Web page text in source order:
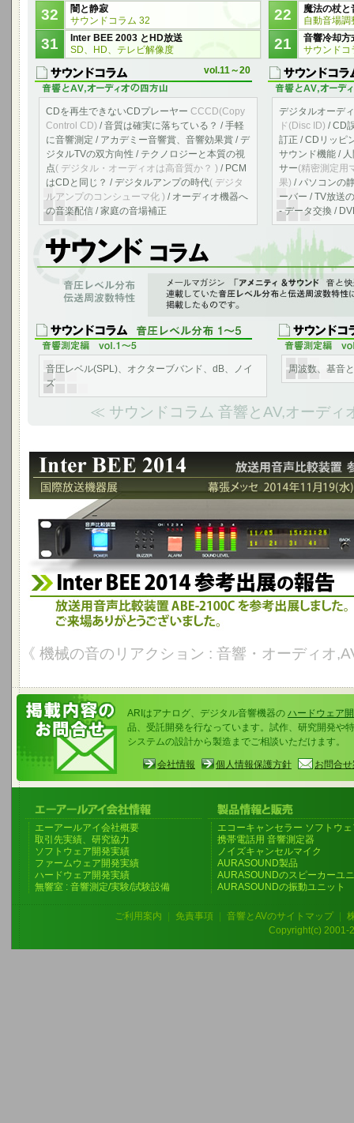
32
闇と静寂
サウンドコラム 32
31
Inter BEE 2003 とHD放送
SD、HD、テレビ解像度
22
魔法の杖と
自動音場調
21
音響冷却方
サウンドコ
vol.11～20
CDを再生できないCDプレーヤー CCCD(Copy
Control CD) / 音質は確実に落ちている？ / 手軽
に音響測定 / アカデミー音響賞、音響効果賞 / デ
ジタルTVの双方向性 / テクノロジーと本質の視
点( デジタル・オーディオは高音質か？ ) / PCM
はCDと同じ？ / デジタルアンプの時代( デジタ
ルアンプのコンシューマ化 ) / オーディオ機器へ
の音楽配信 / 家庭の音場補正
デジタルオーデ
ド(Disc ID) / CD
訂正 / CDリッピ
サウンド機能 /
サー(精密測定用
果) / パソコンの
ーバー / TV放送
- データ交換 /
音響測定、音圧レベル分布、伝送周波数特性
「アメニティ＆サウンド 音と快適の空間へ」のvol.1～10に連載していた
連したコラムをサウンド コラムのページに編集して掲載しました。
音圧レベル(SPL)、オクターブバンド、dB、ノイ
ズ
周波数、基音
≪ サウンドコラム 音響とAV,オーディ
Inter BEE 2014 参考出品の報告 - 幕張メッセ 2014年11月
放送用音声比較装置 ABE-2100Cを国際放送機器展に参考出展しました。
《 機械の音のリアクション : 音響・オーディオ
ARIはアナログ、デジタル音響機器の ハードウェア
品、受託開発を行なっています。試作、研究開発や
システムの設計から製造までご相談いただけます。
会社情報 個人情報保護方針 お問合
エーアールアイ会社概要
取引先実績、研究協力
ソフトウェア開発実績
ファームウェア開発実績
ハードウェア開発実績
無響室 : 音響測定/実験/試験設備
エコーキャンセラー ソフトウ
携帯電話用 音響測定器
ノイズキャンセルマイク
AURASOUND製品
AURASOUNDのスピーカーユ
AURASOUNDの振動ユニット
ご利用案内 免責事項 音響とAVのサイトマップ
Copyright(c) 2001-